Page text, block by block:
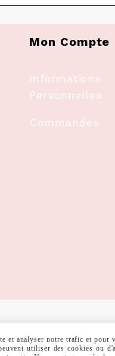
Mon Compte
Informations
Personnelles
Commandes
DE VENTE POLITIQUE
et analyser notre trafic et pour
utiliser des cookies ou